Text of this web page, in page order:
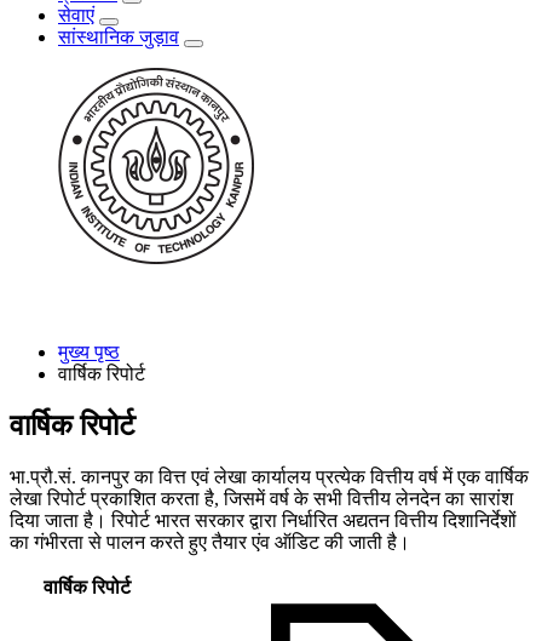
सेवाएं
सांस्थानिक जुड़ाव
मुख्य पृष्ठ
वार्षिक रिपोर्ट
वार्षिक रिपोर्ट
भा.प्रौ.सं. कानपुर का वित्त एवं लेखा कार्यालय प्रत्येक वित्तीय वर्ष में एक वार्षिक
लेखा रिपोर्ट प्रकाशित करता है, जिसमें वर्ष के सभी वित्तीय लेनदेन का सारांश
दिया जाता है। रिपोर्ट भारत सरकार द्वारा निर्धारित अद्यतन वित्तीय दिशानिर्देशों
का गंभीरता से पालन करते हुए तैयार एंव ऑडिट की जाती है।
वार्षिक रिपोर्ट